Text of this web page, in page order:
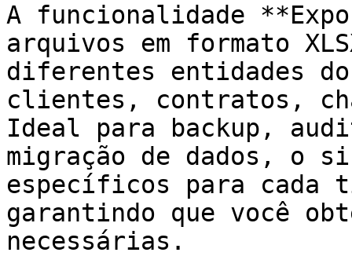
A funcionalidade
arquivos em formato
diferentes entidades
clientes, contratos,
Ideal para backup,
migração de dados, o
específicos para cada
garantindo que você
necessárias.